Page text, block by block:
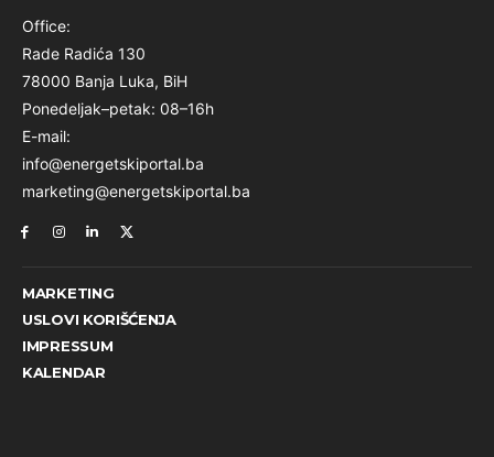
Office:
Rade Radića 130
78000 Banja Luka, BiH
Ponedeljak–petak: 08–16h
E-mail:
info@energetskiportal.ba
marketing@energetskiportal.ba
MARKETING
USLOVI KORIŠĆENJA
IMPRESSUM
KALENDAR